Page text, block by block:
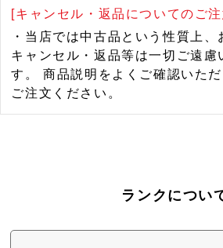
[キャンセル・返品についてのご注
・当店では中古品という性質上、
キャンセル・返品等は一切ご遠慮
す。 商品説明をよくご確認いた
ご注文ください。
ランクについ